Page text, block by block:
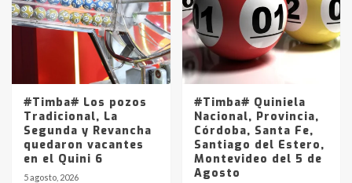
#Timba# Los pozos
Tradicional, La
Segunda y Revancha
quedaron vacantes
en el Quini 6
5 agosto, 2026
#Timba# Quiniela
Nacional, Provincia,
Córdoba, Santa Fe,
Santiago del Estero,
Montevideo del 5 de
Agosto